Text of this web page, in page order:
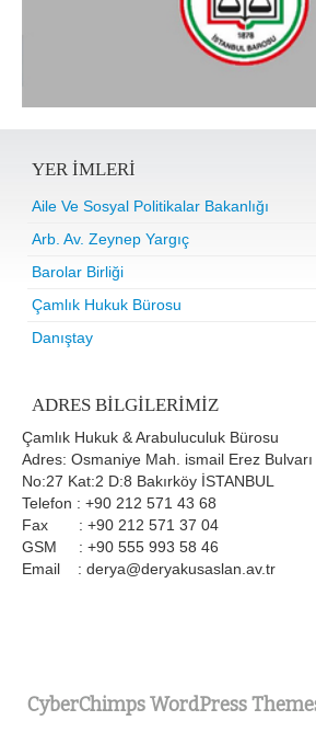
YER IMLERI
Aile Ve Sosyal Politikalar Bakanlığı
Arb. Av. Zeynep Yargıç
Barolar Birliği
Çamlık Hukuk Bürosu
Danıştay
ADRES BILGILERIMIZ
Çamlık Hukuk & Arabuluculuk Bürosu
Adres: Osmaniye Mah. ismail Erez
No:27 Kat:2 D:8 Bakırköy İSTANBUL
Telefon : +90 212 571 43 68
Fax : +90 212 571 37 04
GSM : +90 555 993 58 46
Email : derya@deryakusaslan.av.tr
CyberChimps WordPress